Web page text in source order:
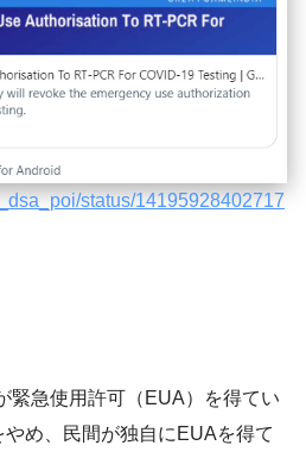
status/14195928402717
緊急使用許可（EUA）を得てい
め、民間が独自にEUAを得て